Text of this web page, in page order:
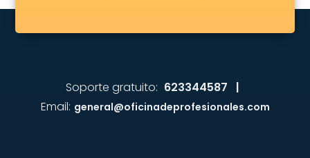
Soporte gratuito: 623344587 |
Email: general@oficinadeprofesionales.com